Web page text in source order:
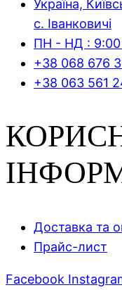
Україна,
с. Іванковичі
ПН - НД : 9:00
+38 068 676
+38 063 561
Доставка та
Прайс-лист
Facebook